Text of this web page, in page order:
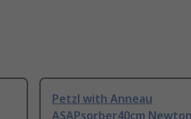
Petzl with Anneau
ASAPsorber40cm Newton